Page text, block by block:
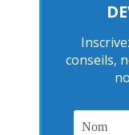
conseils,